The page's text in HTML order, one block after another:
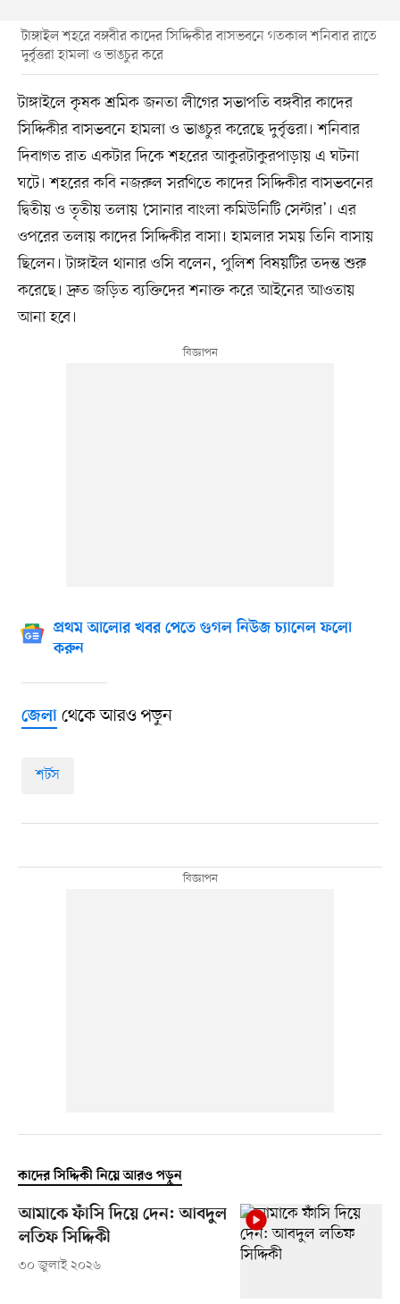
টাঙ্গাইল শহরে বঙ্গবীর কাদের সিদ্দিকীর বাসভবনে গতকাল শনিবার রাতে
দুর্বৃত্তরা হামলা ও ভাঙচুর করে
টাঙ্গাইলে কৃষক শ্রমিক জনতা লীগের সভাপতি বঙ্গবীর কাদের
সিদ্দিকীর বাসভবনে হামলা ও ভাঙচুর করেছে দুর্বৃত্তরা। শনিবার
দিবাগত রাত একটার দিকে শহরের আকুরটাকুরপাড়ায় এ ঘটনা
ঘটে। শহরের কবি নজরুল সরণিতে কাদের সিদ্দিকীর বাসভবনের
দ্বিতীয় ও তৃতীয় তলায় ‘সোনার বাংলা কমিউনিটি সেন্টার’। এর
ওপরের তলায় কাদের সিদ্দিকীর বাসা। হামলার সময় তিনি বাসায়
ছিলেন। টাঙ্গাইল থানার ওসি বলেন, পুলিশ বিষয়টির তদন্ত শুরু
করেছে। দ্রুত জড়িত ব্যক্তিদের শনাক্ত করে আইনের আওতায়
আনা হবে।
প্রথম আলোর খবর পেতে গুগল নিউজ চ্যানেল ফলো
করুন
জেলাথেকে আরও পড়ুন
শর্টস
কাদের সিদ্দিকী নিয়ে আরও পড়ুন
আমাকে ফাঁসি দিয়ে দেন: আবদুল
লতিফ সিদ্দিকী
৩০ জুলাই ২০২৬